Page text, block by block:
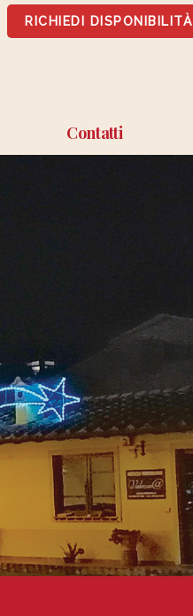
RICHIEDI DISPONIBILITÀ
Contatti